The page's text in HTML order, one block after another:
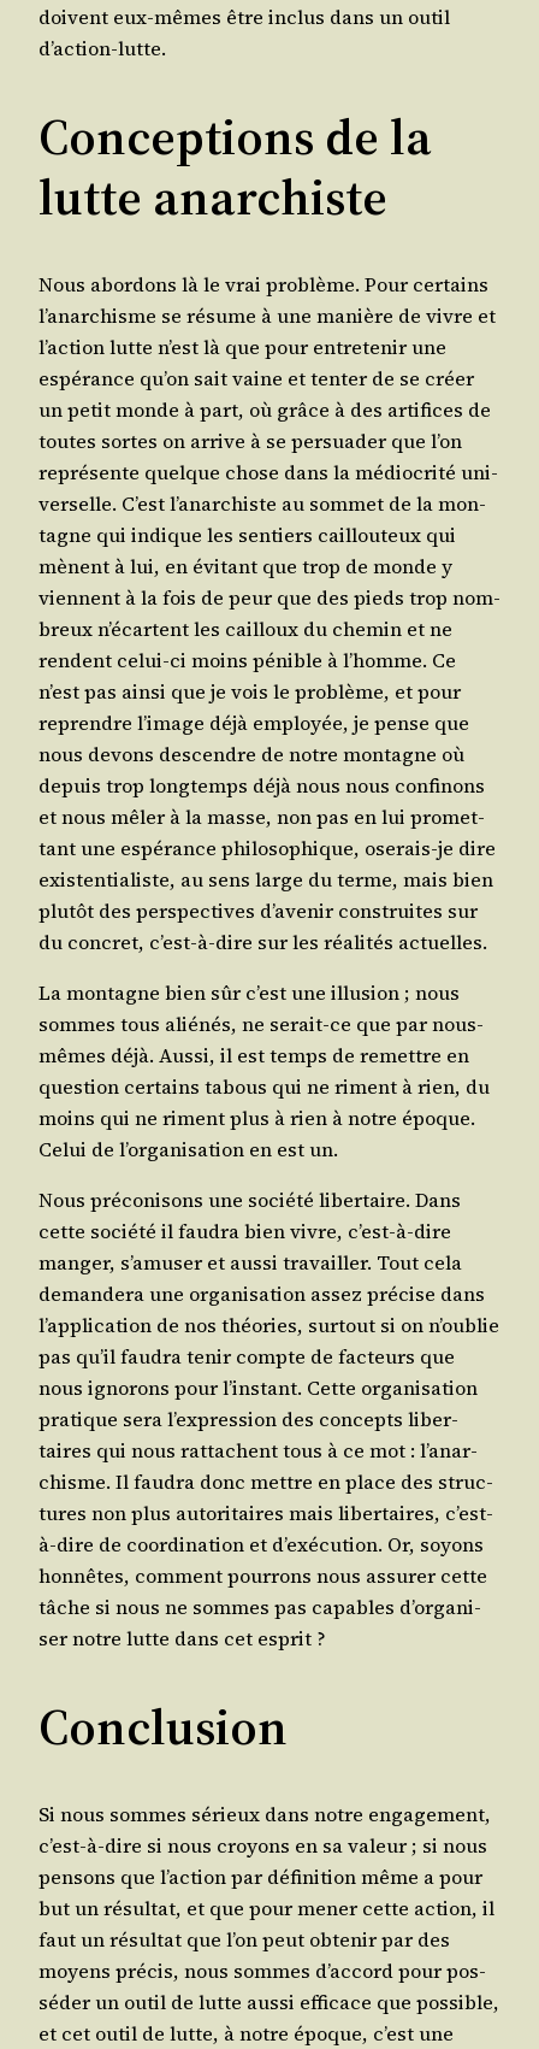
doivent eux-mêmes être inclus dans un outil
d’action-lutte.
Conceptions de la
lutte anarchiste
Nous abor­dons là le vrai pro­blème. Pour cer­tains
l’a­nar­chisme se résume à une manière de vivre et
l’ac­tion lutte n’est là que pour entre­te­nir une
espé­rance qu’on sait vaine et ten­ter de se créer
un petit monde à part, où grâce à des arti­fices de
toutes sortes on arrive à se per­sua­der que l’on
repré­sente quelque chose dans la médio­cri­té uni­
ver­selle. C’est l’a­nar­chiste au som­met de la mon­
tagne qui indique les sen­tiers caillou­teux qui
mènent à lui, en évi­tant que trop de monde y
viennent à la fois de peur que des pieds trop nom­
breux n’é­cartent les cailloux du che­min et ne
rendent celui-ci moins pénible à l’homme. Ce
n’est pas ain­si que je vois le pro­blème, et pour
reprendre l’i­mage déjà employée, je pense que
nous devons des­cendre de notre mon­tagne où
depuis trop long­temps déjà nous nous confi­nons
et nous mêler à la masse, non pas en lui pro­met­
tant une espé­rance phi­lo­so­phique, ose­rais-je dire
exis­ten­tia­liste, au sens large du terme, mais bien
plu­tôt des pers­pec­tives d’a­ve­nir construites sur
du concret, c’est-à-dire sur les réa­li­tés actuelles.
La mon­tagne bien sûr c’est une illu­sion ; nous
sommes tous alié­nés, ne serait-ce que par nous-
mêmes déjà. Aus­si, il est temps de remettre en
ques­tion cer­tains tabous qui ne riment à rien, du
moins qui ne riment plus à rien à notre époque.
Celui de l’or­ga­ni­sa­tion en est un.
Nous pré­co­ni­sons une socié­té liber­taire. Dans
cette socié­té il fau­dra bien vivre, c’est-à-dire
man­ger, s’a­mu­ser et aus­si tra­vailler. Tout cela
deman­de­ra une orga­ni­sa­tion assez pré­cise dans
l’ap­pli­ca­tion de nos théo­ries, sur­tout si on n’ou­blie
pas qu’il fau­dra tenir compte de fac­teurs que
nous igno­rons pour l’ins­tant. Cette orga­ni­sa­tion
pra­tique sera l’ex­pres­sion des concepts liber­
taires qui nous rat­tachent tous à ce mot : l’a­nar­
chisme. Il fau­dra donc mettre en place des struc­
tures non plus auto­ri­taires mais liber­taires, c’est-
à-dire de coor­di­na­tion et d’exé­cu­tion. Or, soyons
hon­nêtes, com­ment pour­rons nous assu­rer cette
tâche si nous ne sommes pas capables d’or­ga­ni­
ser notre lutte dans cet esprit ?
Conclusion
Si nous sommes sérieux dans notre enga­ge­ment,
c’est-à-dire si nous croyons en sa valeur ; si nous
pen­sons que l’ac­tion par défi­ni­tion même a pour
but un résul­tat, et que pour mener cette action, il
faut un résul­tat que l’on peut obte­nir par des
moyens pré­cis, nous sommes d’ac­cord pour pos­
sé­der un outil de lutte aus­si effi­cace que pos­sible,
et cet outil de lutte, à notre époque, c’est une